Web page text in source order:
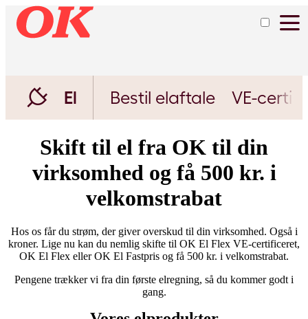
El Bestil elaftale VE-
Skift til el fra OK til din
virksomhed og få 500 kr. i
velkomstrabat
Hos os får du strøm, der giver overskud til din virksomhed. Også i
kroner. Lige nu kan du nemlig skifte til OK El Flex VE-certificeret,
OK El Flex eller OK El Fastpris og få 500 kr. i velkomstrabat.
Pengene trækker vi fra din første elregning, så du kommer godt i
gang.
Gratis
regnskab